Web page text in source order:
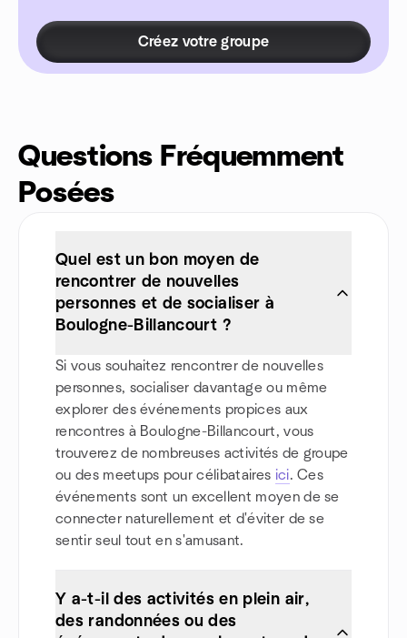
Créez votre groupe
Questions Fréquemment
Posées
Quel est un bon moyen de
rencontrer de nouvelles
personnes et de socialiser à
Boulogne-Billancourt ?
Si vous souhaitez rencontrer de nouvelles
personnes, socialiser davantage ou même
explorer des événements propices aux
rencontres à Boulogne-Billancourt, vous
trouverez de nombreuses activités de groupe
ou des meetups pour célibataires ici. Ces
événements sont un excellent moyen de se
connecter naturellement et d'éviter de se
sentir seul tout en s'amusant.
Y a-t-il des activités en plein air,
des randonnées ou des